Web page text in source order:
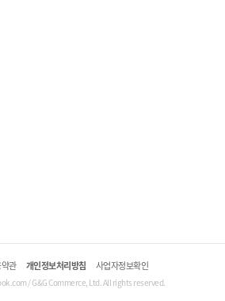
관 개인정보처리방침 사업자정보확인
/ G&G Commerce, Ltd. All rights reserved.